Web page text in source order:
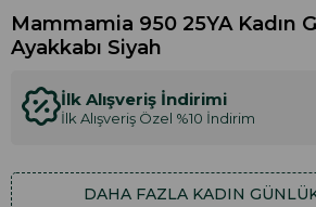
Mammamia 950 25YA Kadın
Ayakkabı Siyah
İlk Alışveriş İndirimi
İlk Alışveriş Özel %10 İndirim
DAHA FAZLA KADIN